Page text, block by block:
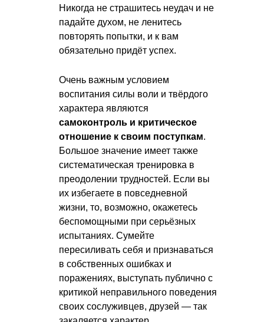
Никогда не страшитесь неудач и не
падайте духом, не ленитесь
повторять попытки, и к вам
обязательно придёт успех.
Очень важным условием
воспитания силы воли и твёрдого
характера являются
самоконтроль и критическое
отношение к своим поступкам.
Большое значение имеет также
систематическая тренировка в
преодолении трудностей. Если вы
их избегаете в повседневной
жизни, то, возможно, окажетесь
беспомощными при серьёзных
испытаниях. Сумейте
пересиливать себя и признаваться
в собственных ошибках и
поражениях, выступать публично с
критикой неправильного поведения
своих сослуживцев, друзей — так